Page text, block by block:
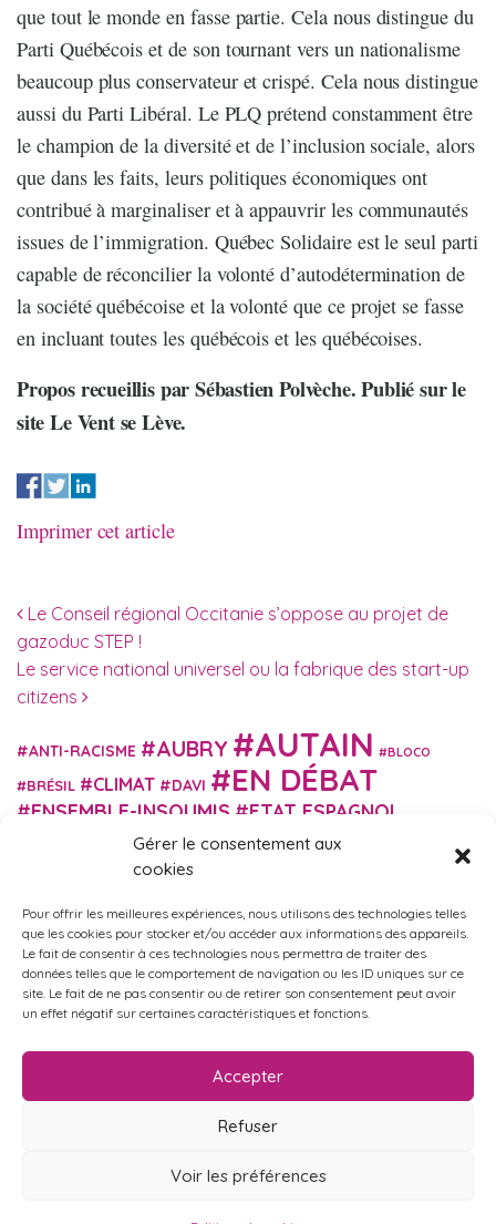
Gérer le consentement aux
cookies
Pour offrir les meilleures expériences, nous utilisons des technologies telles
que les cookies pour stocker et/ou accéder aux informations des appareils.
Le fait de consentir à ces technologies nous permettra de traiter des
données telles que le comportement de navigation ou les ID uniques sur ce
site. Le fait de ne pas consentir ou de retirer son consentement peut avoir
un effet négatif sur certaines caractéristiques et fonctions.
Accepter
Refuser
Voir les préférences
que tout le monde en fasse partie. Cela nous distingue du
Parti Québécois et de son tournant vers un nationalisme
beaucoup plus conservateur et crispé. Cela nous distingue
aussi du Parti Libéral. Le PLQ prétend constamment être
le champion de la diversité et de l’inclusion sociale, alors
que dans les faits, leurs politiques économiques ont
contribué à marginaliser et à appauvrir les communautés
issues de l’immigration. Québec Solidaire est le seul parti
capable de réconcilier la volonté d’autodétermination de
la société québécoise et la volonté que ce projet se fasse
en incluant toutes les québécois et les québécoises.
Propos recueillis par Sébastien Polvèche. Publié sur le
site Le Vent se Lève.
Imprimer cet article
Navigation des articles
Le Conseil régional Occitanie s’oppose au projet de
gazoduc STEP !
Le service national universel ou la fabrique des start-up
citizens
ANTI-RACISME AUBRY AUTAIN BLOCO
BRÉSIL CLIMAT DAVI EN DÉBAT
ENSEMBLE-INSOUMIS ETAT ESPAGNOL
EUROPE EXTRÊME DROITE FASCISME
FRANCE INSOUMISE
HISTOIRE IMMIGRATION ISRAËL PALESTINE ITALIE
MACRON MARTIN MARXISME MIGRANT-ES
MUNICIPALES MÉLENCHON NUPES OBONO
OCCITANIE PORTUGAL RETRAITES RUSSIE
VIOLENCES SEXISTES ÉCOLOGIE
ÉCOSOCIALISME ÉLECTIONS